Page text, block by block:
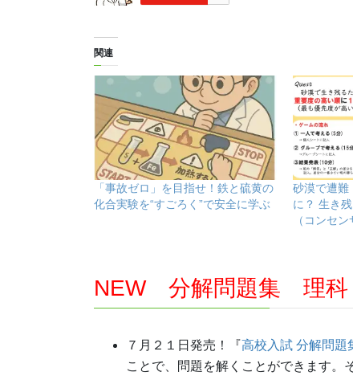
関連
「事故ゼロ」を目指せ！鉄と硫黄の
化合実験を“すごろく”で安全に学ぶ
砂漠で遭難
に？ 生き
（コンセン
NEW 分解問題集 理科
７月２１日発売！『高校入試 分解問題
ことで、問題を解くことができます。